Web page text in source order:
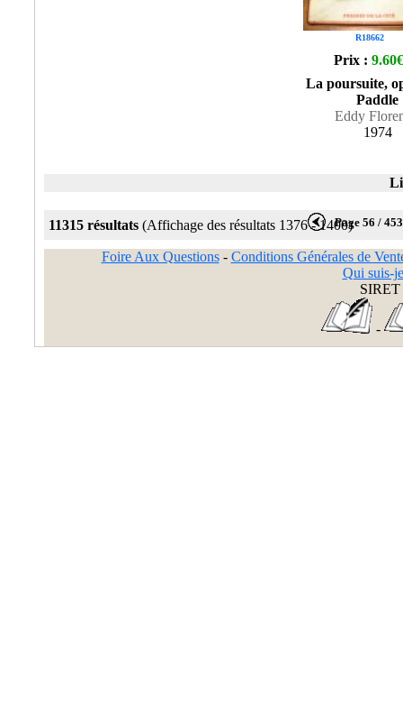
R18662
Prix : 9.60€
La poursuite,
Paddle
Eddy
1974
11315 résultats (Affichage des résultats 1376 - 1400)Page 56 / 453
Foire Aux Questions- Conditions Générales de
Qui suis-
SIRET
-